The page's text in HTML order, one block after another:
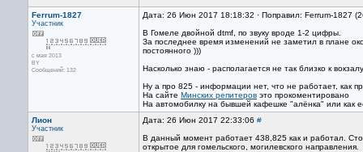
Ferrum-1827
Участник
с мая 2013
BY
Сообщений: 132
Дата: 26 Июн 2017 18:18:32 · Поправил: Ferrum-1827
В Гомеле двойной dtmf, по звуку вроде 1-2 цифры.
За последнее время изменений не заметил в плане
постоянного )))
Насколько знаю - располагается не так близко к
Ну а про 825 - информации нет, что не работает, как
На сайте Минских репитеров это прокоментировано
На автомобилку на бывшей кафешке "алёнка" или как
Лион
Участник
Дата: 26 Июн 2017 22:33:06 #
В данный момент работает 438,825 как и работал.
открытое для гомельского, могилевского направления.